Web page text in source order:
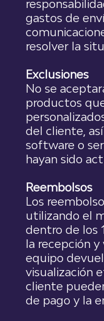
gastos de
resolver la
Exclusiones
No se
productos
del cliente,
software o
hayan sido
Reembolsos
Los
utilizando el
dentro de los
la recepción
equipo
visualización
cliente
de pago y la